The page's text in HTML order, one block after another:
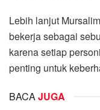
Lebih lanjut
bekerja sebagai
karena setiap
penting untuk
BACAJUGA